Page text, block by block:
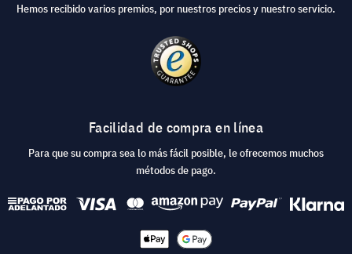
Hemos recibido varios premios, por nuestros precios y nuestro servicio.
Facilidad de compra en línea
Para que su compra sea lo más fácil posible, le ofrecemos muchos
métodos de pago.